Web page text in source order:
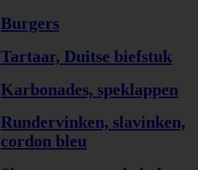
Burgers
Tartaar, Duitse biefstuk
Karbonades, speklappen
Rundervinken, slavinken,
cordon bleu